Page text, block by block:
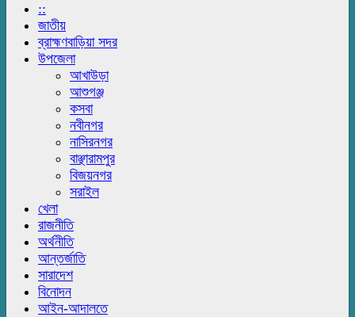
::
জাতীয়
ব্রাহ্মণবাড়িয়া সদর
উপজেলা
আখাউড়া
আশুগঞ্জ
কসবা
নবীনগর
নাসিরনগর
বাঞ্ছারামপুর
বিজয়নগর
সরাইল
খেলা
রাজনীতি
অর্থনীতি
আন্তর্জাতি
সারাদেশ
বিনোদন
আইন-আদালতে